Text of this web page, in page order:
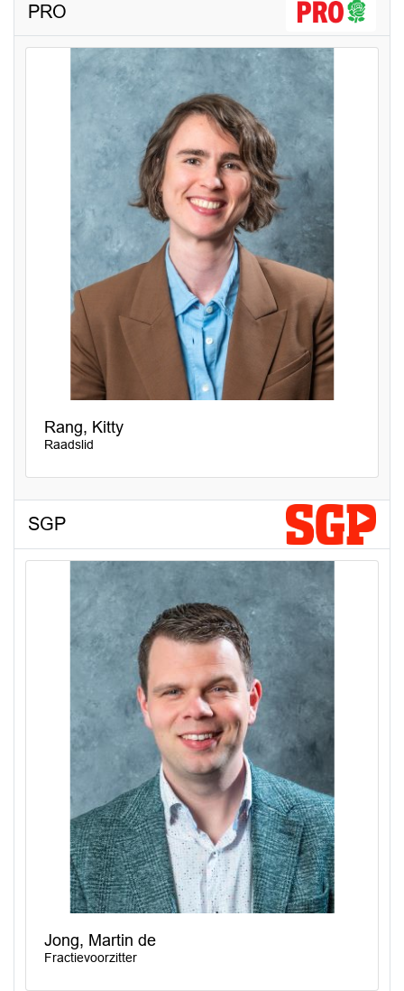
PRO
Rang, Kitty
Raadslid
SGP
Jong, Martin de
Fractievoorzitter